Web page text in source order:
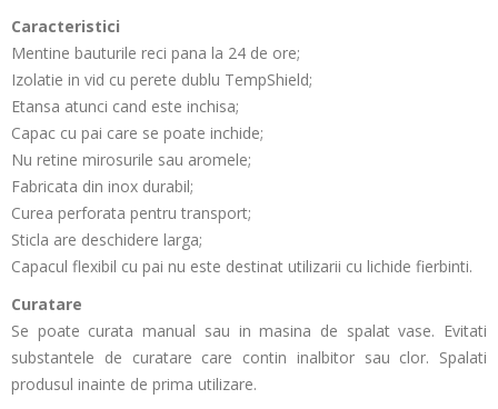
Caracteristici
Mentine bauturile reci pana la 24 de ore;
Izolatie in vid cu perete dublu TempShield;
Etansa atunci cand este inchisa;
Capac cu pai care se poate inchide;
Nu retine mirosurile sau aromele;
Fabricata din inox durabil;
Curea perforata pentru transport;
Sticla are deschidere larga;
Capacul flexibil cu pai nu este destinat utilizarii cu lichide fierbinti.
Curatare
Se poate curata manual sau in masina de spalat vase. Evitati
substantele de curatare care contin inalbitor sau clor. Spalati
produsul inainte de prima utilizare.